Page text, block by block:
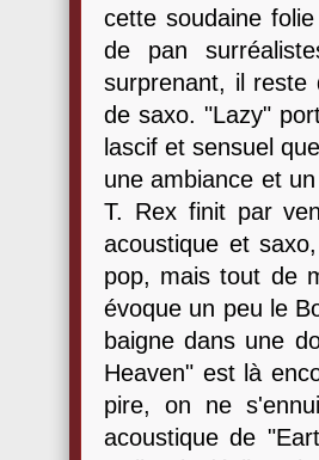
cette soudaine
de pan
surprenant, il
de saxo. "Lazy"
lascif et sensuel
une ambiance et
T. Rex finit par
acoustique et
pop, mais tout de
évoque un peu le
baigne dans une
Heaven" est là
pire, on ne
acoustique de